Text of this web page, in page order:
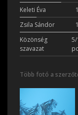
Keleti Éva
Zsila Sándor
Közönség
szavazat
5/
Több fotó a